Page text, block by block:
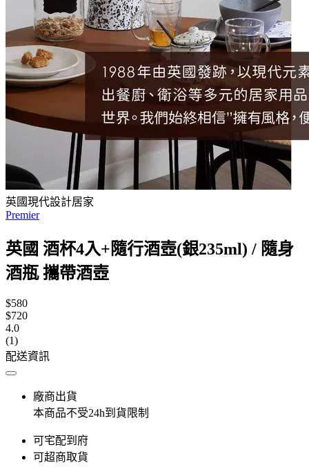
英國現代設計居家
Premier
英國 酒杯4入+隨行酒壺(銀235ml) / 隨身
酒瓶 攜帶酒壺
$580
$720
4.0
(1)
配送資訊
廠商出貨
本商品不受24h到貨限制
可宅配到府
可超商取貨